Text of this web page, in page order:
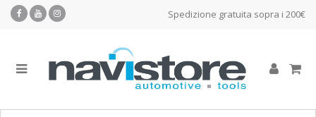
Spedizione gratuita sopra i 200€